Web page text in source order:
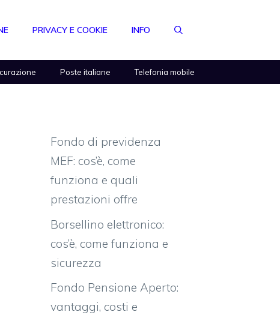
PRIVACY E COOKIE INFO
Poste italiane Telefonia mobile
Fondo di previdenza
MEF: cos’è, come
funziona e quali
prestazioni offre
Borsellino elettronico:
cos’è, come funziona e
sicurezza
Fondo Pensione Aperto:
vantaggi, costi e